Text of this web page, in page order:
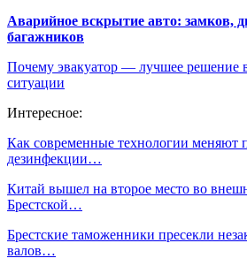
Аварийное вскрытие авто: замков,
багажников
Почему эвакуатор — лучшее решение
ситуации
Интересное:
Как современные технологии меняют
дезинфекции…
Китай вышел на второе место во
Брестской…
Брестские таможенники пресекли
валов…